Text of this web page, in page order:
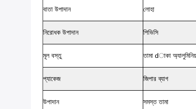
বাতা উপাদান লোহা
নিরোধক উপাদান পিভিসি
মূল বস্তু তামা dাকা
প্যাকেজ জিপার ব্যাগ
উপাদান সমস্ত তামা